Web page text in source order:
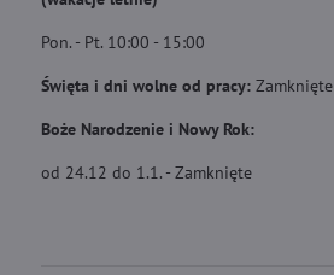
Pon. - Pt. 10:00 - 15:00
Święta i dni wolne od pracy:Zamknięte
Boże Narodzenie i Nowy Rok:
od 24.12 do 1.1. - Zamknięte